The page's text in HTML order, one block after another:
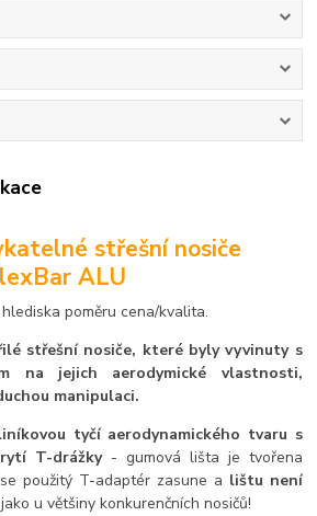
střešní nosiče
ALU
poměru cena/kvalita.
střešní nosiče, které byly vyvinuty s
na jejich aerodymické vlastnosti,
manipulaci.
tyčí aerodynamického tvaru s
T-drážky- gumová lišta je tvořena
použitý T-adaptér zasune a lištu není
u většiny konkurenčních nosičů!